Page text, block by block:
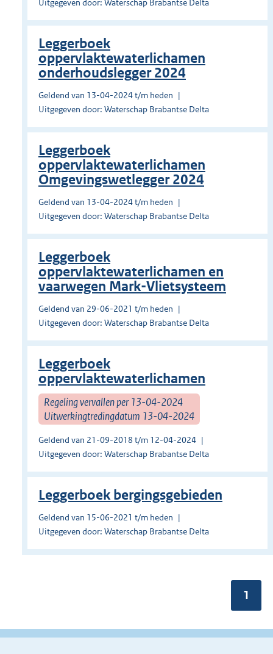
Uitgegeven door: Waterschap Brabantse Delta
Leggerboek
oppervlaktewaterlichamen
onderhoudslegger 2024
Geldend van 13-04-2024 t/m heden
Uitgegeven door: Waterschap Brabantse Delta
Leggerboek
oppervlaktewaterlichamen
Omgevingswetlegger 2024
Geldend van 13-04-2024 t/m heden
Uitgegeven door: Waterschap Brabantse Delta
Leggerboek
oppervlaktewaterlichamen en
vaarwegen Mark-Vlietsysteem
Geldend van 29-06-2021 t/m heden
Uitgegeven door: Waterschap Brabantse Delta
Leggerboek
oppervlaktewaterlichamen
Regeling vervallen per 13-04-2024
Uitwerkingtredingdatum 13-04-2024
Geldend van 21-09-2018 t/m 12-04-2024
Uitgegeven door: Waterschap Brabantse Delta
Leggerboek bergingsgebieden
Geldend van 15-06-2021 t/m heden
Uitgegeven door: Waterschap Brabantse Delta
1